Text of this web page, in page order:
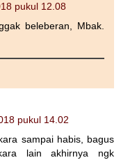
pukul 12.08
beleberan, Mbak.
pukul 14.02
sampai habis, bagus
lain akhirnya ngk